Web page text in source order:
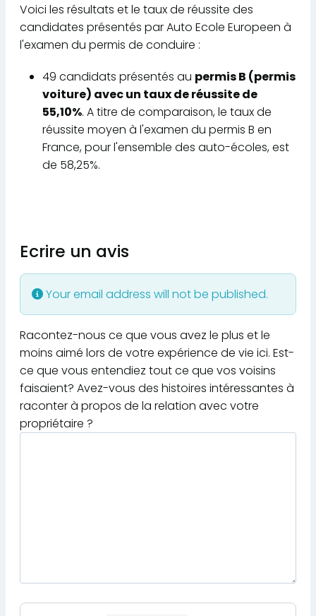
Voici les résultats et le taux de réussite des
candidates présentés par Auto Ecole Europeen à
l'examen du permis de conduire :
49 candidats présentés au permis B (permis
voiture) avec un taux de réussite de
55,10%. A titre de comparaison, le taux de
réussite moyen à l'examen du permis B en
France, pour l'ensemble des auto-écoles, est
de 58,25%.
Ecrire un avis
Your email address will not be published.
Racontez-nous ce que vous avez le plus et le
moins aimé lors de votre expérience de vie ici. Est-
ce que vous entendiez tout ce que vos voisins
faisaient? Avez-vous des histoires intéressantes à
raconter à propos de la relation avec votre
propriétaire ?